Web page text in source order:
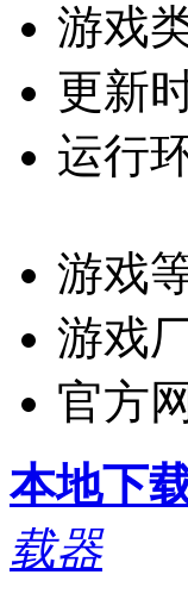
游戏
更新
运行
游戏
游戏
官方
本地下
载器